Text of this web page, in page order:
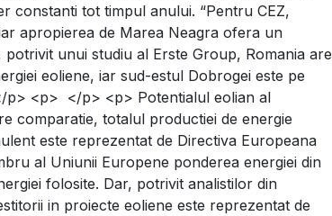
constanti tot timpul anului. “Pentru CEZ,
apropierea de Marea Neagra ofera un
unui studiu al Erste Group, Romania are
eoliene, iar sud-estul Dobrogei este pe
p> <p> </p> <p> Potentialul eolian al
comparatie, totalul productiei de energie
este reprezentat de Directiva Europeana
al Uniunii Europene ponderea energiei din
folosite. Dar, potrivit analistilor din
in proiecte eoliene este reprezentat de